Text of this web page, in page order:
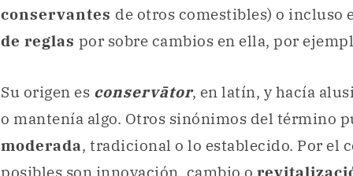
conservantes de otros comestibles) o incluso
de reglas por sobre cambios en ella, por
Su origen es conservātor, en latín, y hacía
o mantenía algo. Otros sinónimos del término
moderada, tradicional o lo establecido. Por el